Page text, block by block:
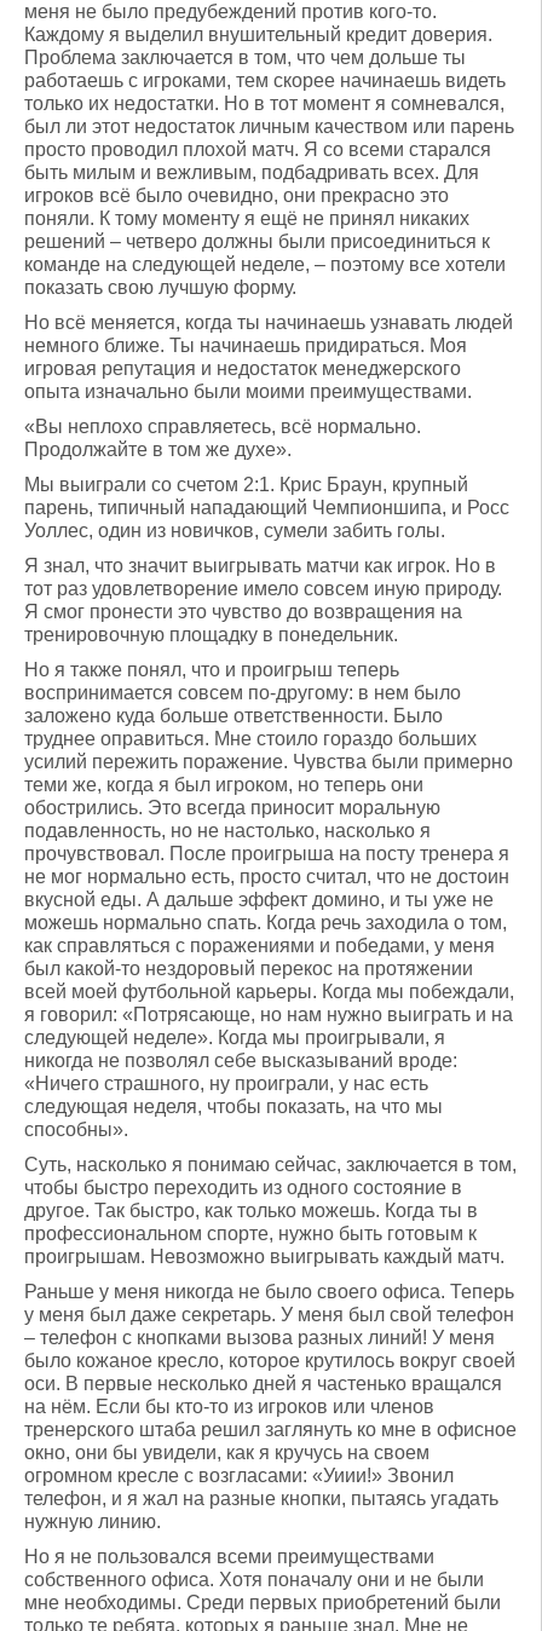
меня не было предубеждений против кого-то.
Каждому я выделил внушительный кредит доверия.
Проблема заключается в том, что чем дольше ты
работаешь с игроками, тем скорее начинаешь видеть
только их недостатки. Но в тот момент я сомневался,
был ли этот недостаток личным качеством или парень
просто проводил плохой матч. Я со всеми старался
быть милым и вежливым, подбадривать всех. Для
игроков всё было очевидно, они прекрасно это
поняли. К тому моменту я ещё не принял никаких
решений – четверо должны были присоединиться к
команде на следующей неделе, – поэтому все хотели
показать свою лучшую форму.
Но всё меняется, когда ты начинаешь узнавать людей
немного ближе. Ты начинаешь придираться. Моя
игровая репутация и недостаток менеджерского
опыта изначально были моими преимуществами.
«Вы неплохо справляетесь, всё нормально.
Продолжайте в том же духе».
Мы выиграли со счетом 2:1. Крис Браун, крупный
парень, типичный нападающий Чемпионшипа, и Росс
Уоллес, один из новичков, сумели забить голы.
Я знал, что значит выигрывать матчи как игрок. Но в
тот раз удовлетворение имело совсем иную природу.
Я смог пронести это чувство до возвращения на
тренировочную площадку в понедельник.
Но я также понял, что и проигрыш теперь
воспринимается совсем по-другому: в нем было
заложено куда больше ответственности. Было
труднее оправиться. Мне стоило гораздо больших
усилий пережить поражение. Чувства были примерно
теми же, когда я был игроком, но теперь они
обострились. Это всегда приносит моральную
подавленность, но не настолько, насколько я
прочувствовал. После проигрыша на посту тренера я
не мог нормально есть, просто считал, что не достоин
вкусной еды. А дальше эффект домино, и ты уже не
можешь нормально спать. Когда речь заходила о том,
как справляться с поражениями и победами, у меня
был какой-то нездоровый перекос на протяжении
всей моей футбольной карьеры. Когда мы побеждали,
я говорил: «Потрясающе, но нам нужно выиграть и на
следующей неделе». Когда мы проигрывали, я
никогда не позволял себе высказываний вроде:
«Ничего страшного, ну проиграли, у нас есть
следующая неделя, чтобы показать, на что мы
способны».
Суть, насколько я понимаю сейчас, заключается в том,
чтобы быстро переходить из одного состояние в
другое. Так быстро, как только можешь. Когда ты в
профессиональном спорте, нужно быть готовым к
проигрышам. Невозможно выигрывать каждый матч.
Раньше у меня никогда не было своего офиса. Теперь
у меня был даже секретарь. У меня был свой телефон
– телефон с кнопками вызова разных линий! У меня
было кожаное кресло, которое крутилось вокруг своей
оси. В первые несколько дней я частенько вращался
на нём. Если бы кто-то из игроков или членов
тренерского штаба решил заглянуть ко мне в офисное
окно, они бы увидели, как я кручусь на своем
огромном кресле с возгласами: «Уиии!» Звонил
телефон, и я жал на разные кнопки, пытаясь угадать
нужную линию.
Но я не пользовался всеми преимуществами
собственного офиса. Хотя поначалу они и не были
мне необходимы. Среди первых приобретений были
только те ребята, которых я раньше знал. Мне не